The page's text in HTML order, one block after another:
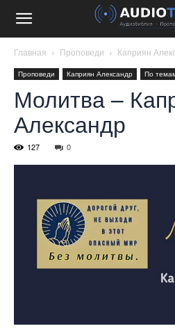
Главная Проповеди Каприян
Проповеди Каприян Александр По
Молитва –
Александр
127 0